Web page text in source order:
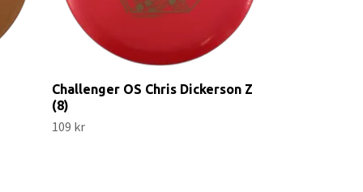
Challenger OS Chris Dickerson Z
(8)
109 kr